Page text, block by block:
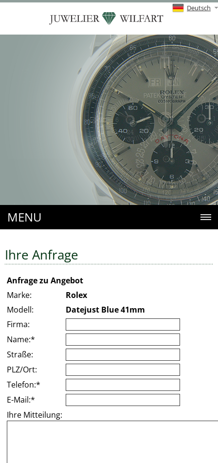
Deutsch
MENU
Ihre Anfrage
Anfrage zu Angebot
Marke:
Rolex
Modell:
Datejust Blue 41mm
Firma:
Name:*
Straße:
PLZ/Ort:
Telefon:*
E-Mail:*
Ihre Mitteilung: